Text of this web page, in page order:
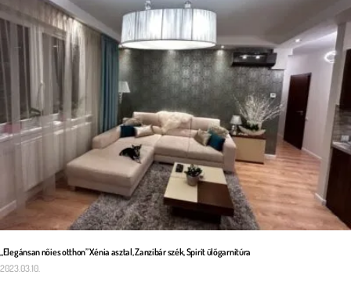
„Elegánsan nőies otthon” Xénia asztal, Zanzibár szék, Spirit ülőgarnitúra
2023.03.10.